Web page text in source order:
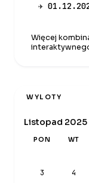
✈
Więcej
WYLOTY
Listopad 2025
PON WT
3
4